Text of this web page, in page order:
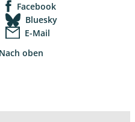
Facebook
Bluesky
E-Mail
Nach oben